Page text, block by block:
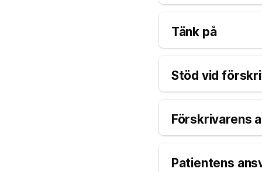
Tänk på
Stöd vid
Förskrivarens
Patientens